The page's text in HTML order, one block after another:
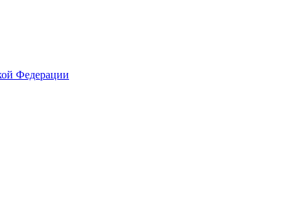
Федерации